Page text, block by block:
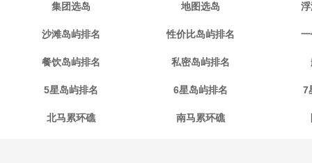
集团选岛 地图选岛
沙滩岛屿排名 性价比岛屿排名
餐饮岛屿排名 私密岛屿排名
5星岛屿排名 6星岛屿排名 7
北马累环礁 南马累环礁